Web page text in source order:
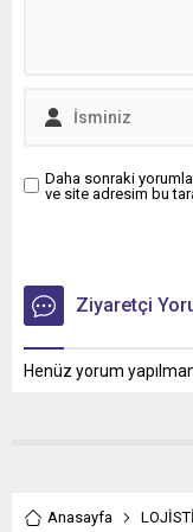
Daha sonraki
ve site adresim bu
Ziyaretçi
Henüz yorum
Anasayfa